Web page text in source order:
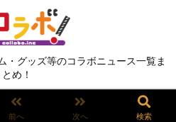
・グッズ等のコラボニュース一覧ま
とめ！
前へ 次へ 検索